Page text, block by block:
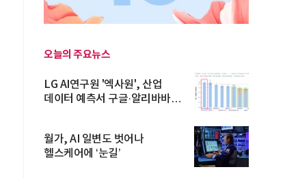
오늘의 주요뉴스
LG AI연구원 '엑사원', 산업
데이터 예측서 구글·알리바바
월가, AI 일변도 벗어나
헬스케어에 ‘눈길’